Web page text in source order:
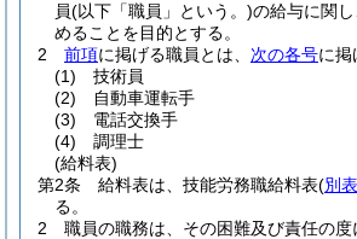
員(以下「職員」という。)の給与に関
めることを目的とする。
2
前項に掲げる職員とは、 次の各号に掲
(1)
技術員
(2)
自動車運転手
(3)
電話交換手
(4)
調理士
(給料表)
第2条
給料表は、技能労務職給料表(別
る。
2
職員の職務は、その困難及び責任の